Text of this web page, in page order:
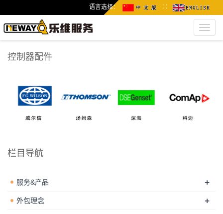
语言选择： ∷
控制器配件
栏目导航
服务&产品 +
外包理念 +